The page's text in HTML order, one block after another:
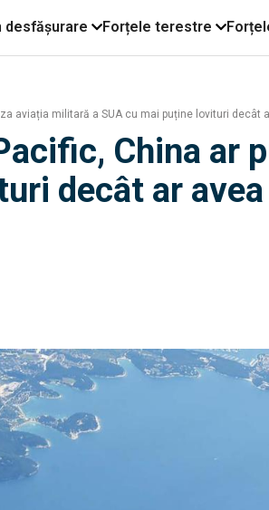
desfășurare Forțele terestre
aviația militară a SUA cu mai puține lovituri decât
China ar
decât ar avea